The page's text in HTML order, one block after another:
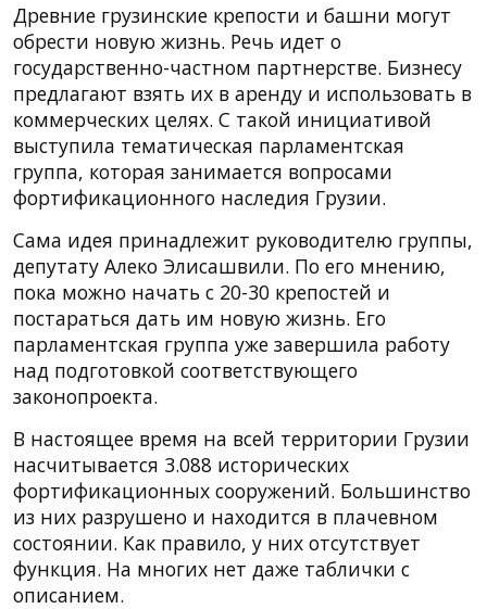
Древние грузинские крепости и башни могут
обрести новую жизнь. Речь идет о
государственно-частном партнерстве. Бизнесу
предлагают взять их в аренду и использовать в
коммерческих целях. С такой инициативой
выступила тематическая парламентская
группа, которая занимается вопросами
фортификационного наследия Грузии.
Сама идея принадлежит руководителю группы,
депутату Алеко Элисашвили. По его мнению,
пока можно начать с 20-30 крепостей и
постараться дать им новую жизнь. Его
парламентская группа уже завершила работу
над подготовкой соответствующего
законопроекта.
В настоящее время на всей территории Грузии
насчитывается 3.088 исторических
фортификационных сооружений. Большинство
из них разрушено и находится в плачевном
состоянии. Как правило, у них отсутствует
функция. На многих нет даже таблички с
описанием.